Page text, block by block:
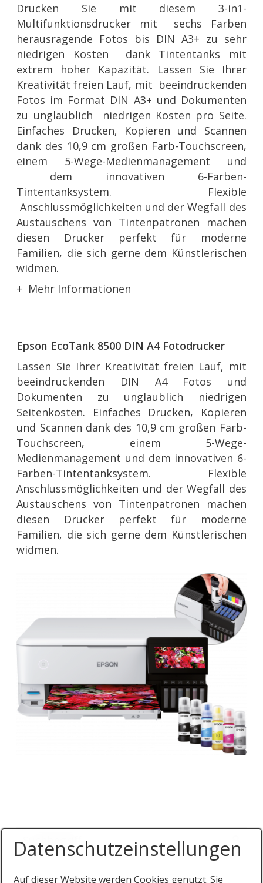
Drucken Sie mit diesem 3-in1-
Multifunktionsdrucker mit sechs Farben
herausragende Fotos bis DIN A3+ zu sehr
niedrigen Kosten dank Tintentanks mit
extrem hoher Kapazität. Lassen Sie Ihrer
Kreativität freien Lauf, mit beeindruckenden
Fotos im Format DIN A3+ und Dokumenten
zu unglaublich niedrigen Kosten pro Seite.
Einfaches Drucken, Kopieren und Scannen
dank des 10,9 cm großen Farb-Touchscreen,
einem 5-Wege-Medienmanagement und
dem innovativen 6-Farben-
Tintentanksystem. Flexible
Anschlussmöglichkeiten und der Wegfall des
Austauschens von Tintenpatronen machen
diesen Drucker perfekt für moderne
Familien, die sich gerne dem Künstlerischen
widmen.
Mehr Informationen
Epson EcoTank 8500 DIN A4 Fotodrucker
Lassen Sie Ihrer Kreativität freien Lauf, mit
beeindruckenden DIN A4 Fotos und
Dokumenten zu unglaublich niedrigen
Seitenkosten. Einfaches Drucken, Kopieren
und Scannen dank des 10,9 cm großen Farb-
Touchscreen, einem 5-Wege-
Medienmanagement und dem innovativen 6-
Farben-Tintentanksystem. Flexible
Anschlussmöglichkeiten und der Wegfall des
Austauschens von Tintenpatronen machen
diesen Drucker perfekt für moderne
Familien, die sich gerne dem Künstlerischen
widmen.
Datenschutzeinstellungen
Auf dieser Website werden Cookies genutzt. Sie